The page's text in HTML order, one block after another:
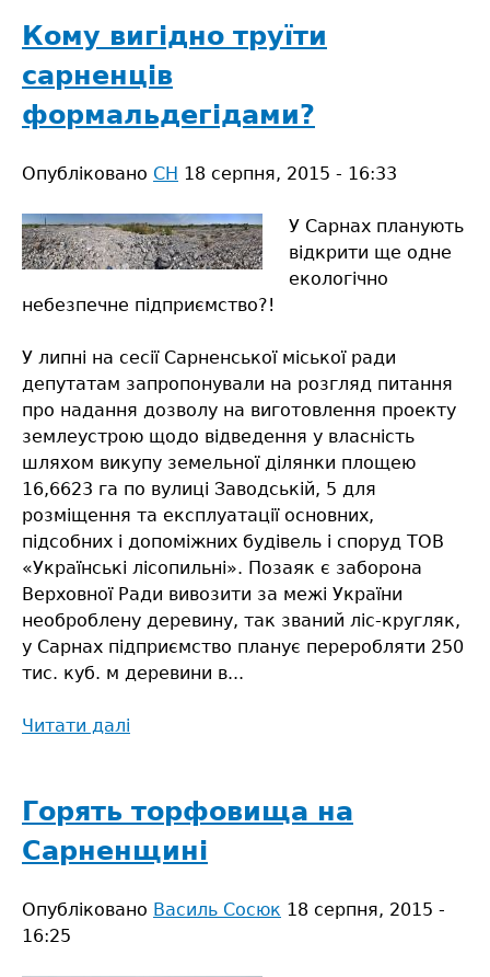
ради
–
за
конструктивні
зміни
Кому вигідно труїти
сарненців
формальдегідами?
Опубліковано СН 18 серпня, 2015 - 16:33
У Сарнах планують
відкрити ще одне
екологічно
небезпечне підприємство?!
У липні на сесії Сарненської міської ради
депутатам запропонували на розгляд питання
про надання дозволу на виготовлення проекту
землеустрою щодо відведення у власність
шляхом викупу земельної ділянки площею
16,6623 га по вулиці Заводській, 5 для
розміщення та експлуатації основних,
підсобних і допоміжних будівель і споруд ТОВ
«Українські лісопильні». Позаяк є заборона
Верховної Ради вивозити за межі України
необроблену деревину, так званий ліс-кругляк,
у Сарнах підприємство планує переробляти 250
тис. куб. м деревини в...
Читати далі
труїти
сарненців
формальдегідами?
Горять торфовища на
Сарненщині
Опубліковано Василь Сосюк 18 серпня, 2015 -
16:25